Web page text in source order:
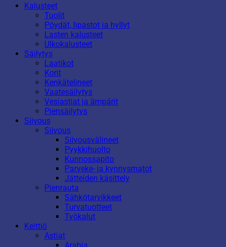
Kalusteet
Tuolit
Pöydät, lipastot ja hyllyt
Lasten kalusteet
Ulkokalusteet
Säilytys
Laatikot
Korit
Kenkätelineet
Vaatesäilytys
Vesiastiat ja ämpärit
Piensäilytys
Siivous
Siivous
Siivousvälineet
Pyykkihuolto
Kunnossapito
Parveke- ja kynnysmatot
Jätteiden käsittely
Pienrauta
Sähkötarvikkeet
Turvatuotteet
Työkalut
Keittiö
Astiat
Arabia